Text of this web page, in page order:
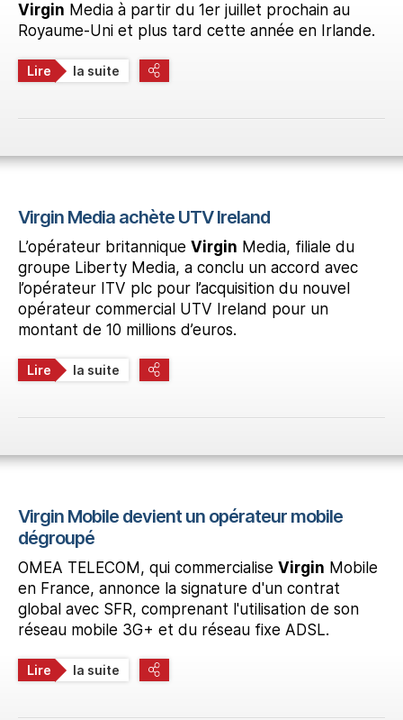
Virgin Media à partir du 1er juillet prochain au
Royaume-Uni et plus tard cette année en Irlande.
Lire la suite
Virgin Media achète UTV Ireland
L’opérateur britannique Virgin Media, filiale du
groupe Liberty Media, a conclu un accord avec
l’opérateur ITV plc pour l’acquisition du nouvel
opérateur commercial UTV Ireland pour un
montant de 10 millions d’euros.
Lire la suite
Virgin Mobile devient un opérateur mobile
dégroupé
OMEA TELECOM, qui commercialise Virgin Mobile
en France, annonce la signature d'un contrat
global avec SFR, comprenant l'utilisation de son
réseau mobile 3G+ et du réseau fixe ADSL.
Lire la suite